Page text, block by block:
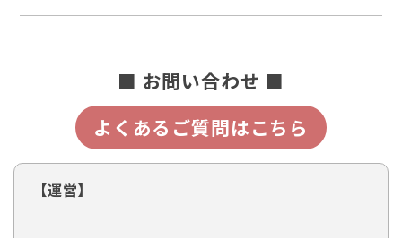
■ お問い合わせ ■
よくあるご質問はこちら
【運営】